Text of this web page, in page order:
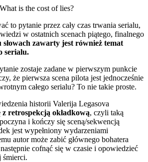
What is the cost of lies?
to pytanie przez cały czas trwania serialu,
w ostatnich scenach piątego, finalnego
zawarty jest również temat
serialu.
zostaje zadane w pierwszym punkcie
że pierwsza scena pilota jest jednocześnie
całego serialu? To nie takie proste.
historii Valerija Legasova
retrospekcją okładkową, czyli taką
i kończy się sceną/sekwencją
jest wypełniony wydarzeniami
autor może zabić głównego bohatera
cofnąć się w czasie i opowiedzieć
śmierci.